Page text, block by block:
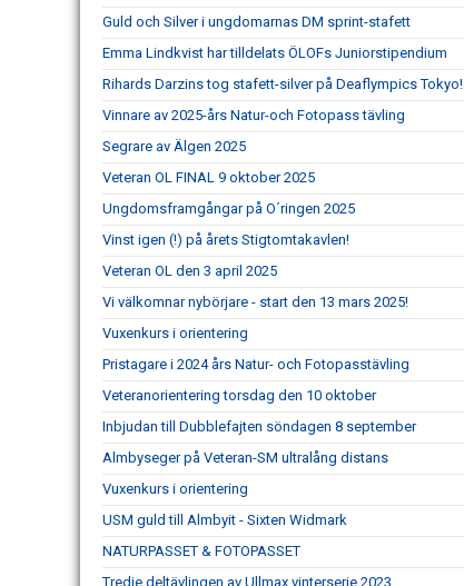
Guld och Silver i ungdomarnas DM sprint-stafett
Emma Lindkvist har tilldelats ÖLOFs Juniorstipendium
Rihards Darzins tog stafett-silver på Deaflympics Tokyo!
Vinnare av 2025-års Natur-och Fotopass tävling
Segrare av Älgen 2025
Veteran OL FINAL 9 oktober 2025
Ungdomsframgångar på O´ringen 2025
Vinst igen (!) på årets Stigtomtakavlen!
Veteran OL den 3 april 2025
Vi välkomnar nybörjare - start den 13 mars 2025!
Vuxenkurs i orientering
Pristagare i 2024 års Natur- och Fotopasstävling
Veteranorientering torsdag den 10 oktober
Inbjudan till Dubblefajten söndagen 8 september
Almbyseger på Veteran-SM ultralång distans
Vuxenkurs i orientering
USM guld till Almbyit - Sixten Widmark
NATURPASSET & FOTOPASSET
Tredje deltävlingen av Ullmax vinterserie 2023